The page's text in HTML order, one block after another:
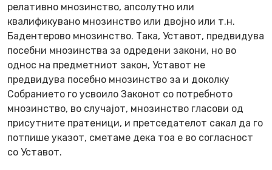
релативно мнозинство, апсолутно или
квалификувано мнозинство или двојно или т.н.
Бадентерово мнозинство. Така, Уставот, предвидува
посебни мнозинства за одредени закони, но во
однос на предметниот закон, Уставот не
предвидува посебно мнозинство за и доколку
Собранието го усвоило Законот со потребното
мнозинство, во случајот, мнозинство гласови од
присутните пратеници, и претседателот сакал да го
потпише указот, сметаме дека тоа е во согласност
со Уставот.